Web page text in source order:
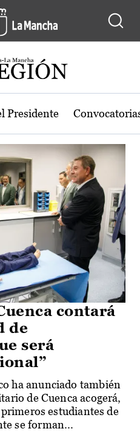
de Castilla-
Presidente
contará
de
será
ha anunciado también
de Cuenca acogerá,
estudiantes de
se forman...